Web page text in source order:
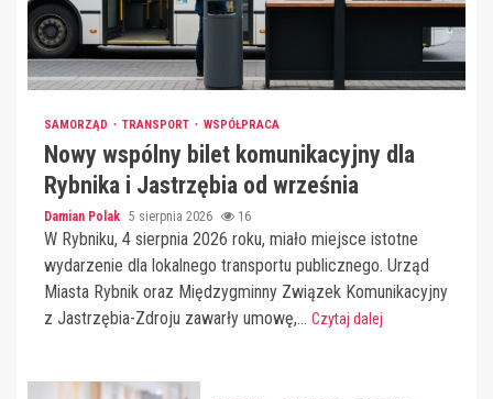
SAMORZĄD TRANSPORT WSPÓŁPRACA
Nowy wspólny bilet komunikacyjny dla
Rybnika i Jastrzębia od września
Damian Polak 5 sierpnia 2026 16
W Rybniku, 4 sierpnia 2026 roku, miało miejsce istotne
wydarzenie dla lokalnego transportu publicznego. Urząd
Miasta Rybnik oraz Międzygminny Związek Komunikacyjny
z Jastrzębia-Zdroju zawarły umowę,... Czytaj dalej